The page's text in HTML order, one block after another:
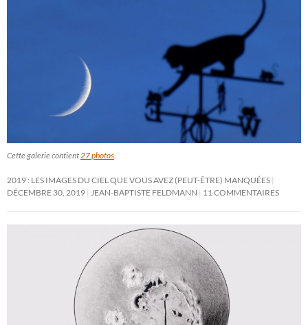
Cette galerie contient 27 photos
2019 : LES IMAGES DU CIEL QUE VOUS AVEZ (PEUT-ÊTRE) MANQUÉES
DÉCEMBRE 30, 2019
JEAN-BAPTISTE FELDMANN 11 COMMENTAIRES